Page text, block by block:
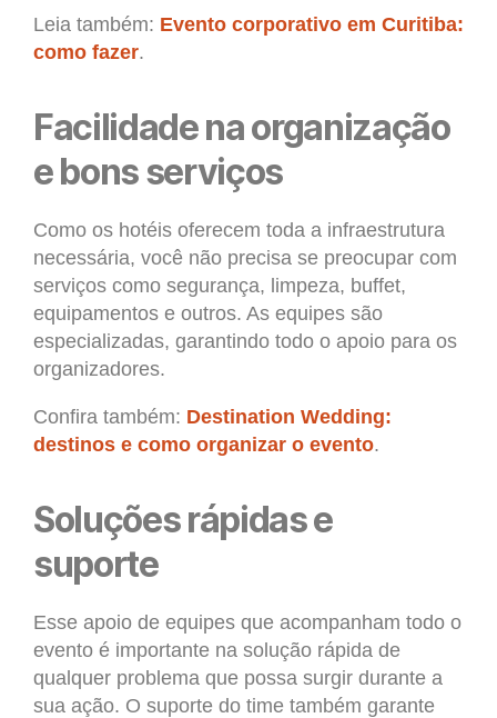
Leia também: Evento corporativo em Curitiba:
como fazer.
Facilidade na organização
e bons serviços
Como os hotéis oferecem toda a infraestrutura
necessária, você não precisa se preocupar com
serviços como segurança, limpeza, buffet,
equipamentos e outros. As equipes são
especializadas, garantindo todo o apoio para os
organizadores.
Confira também: Destination Wedding:
destinos e como organizar o evento.
Soluções rápidas e
suporte
Esse apoio de equipes que acompanham todo o
evento é importante na solução rápida de
qualquer problema que possa surgir durante a
sua ação. O suporte do time também garante